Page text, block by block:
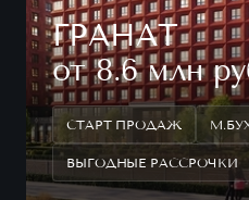
ГРАНАТ
от 8.6 млн
СТАРТ ПРОДАЖ
ВЫГОДНЫЕ РАССРОЧКИ